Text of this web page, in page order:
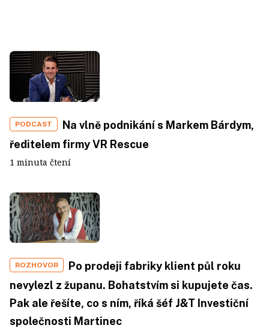
PODCAST
Na vlně podnikání s Markem Bárdym,
ředitelem firmy VR Rescue
1 minuta čtení
ROZHOVOR
Po prodeji fabriky klient půl roku
nevylezl z županu. Bohatstvím si kupujete čas.
Pak ale řešíte, co s ním, říká šéf J&T Investiční
společnosti Martinec